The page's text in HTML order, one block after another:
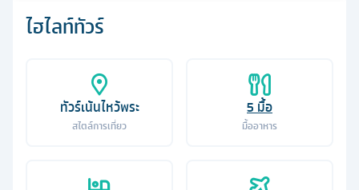
ไฮไลท์ทัวร์
ทัวร์เน้นไหว้พระ
สไตล์การเที่ยว
5 มื้อ
มื้ออาหาร